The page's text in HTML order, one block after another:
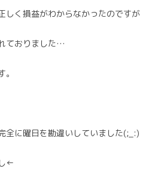
しく損益がわからなかったのですが
ておりました…
全に曜日を勘違いしていました(;_:)
←